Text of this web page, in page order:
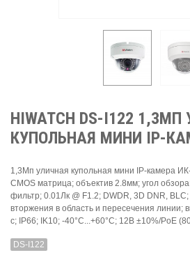
HIWATCH DS-I122
КУПОЛЬНАЯ МИНИ IP-
1,3Мп уличная купольная мини IP-камера
CMOS матрица; объектив 2.8мм; угол
фильтр; 0.01Лк @ F1.2; DWDR, 3D DNR,
вторжения в область и пересечения линии;
с; IP66; IK10; -40°C...+60°C; 12В ±10%/PoE
DS-I122